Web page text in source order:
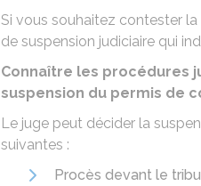
Si vous souhaitez contester
de suspension judiciaire qui
Connaître les procédures
suspension du permis de
Le juge peut décider la
suivantes :
Procès devant le